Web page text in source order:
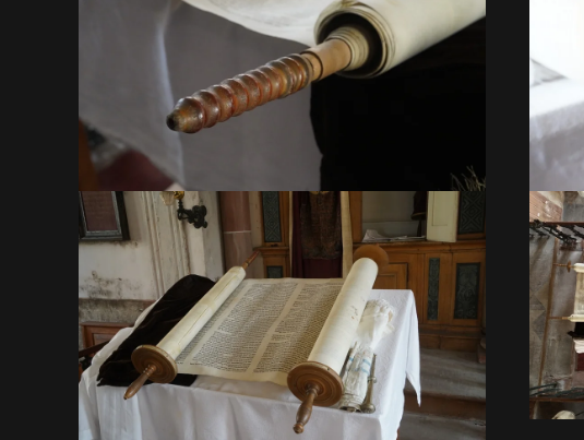
VOIR EN GRAND
VOIR EN GRAND